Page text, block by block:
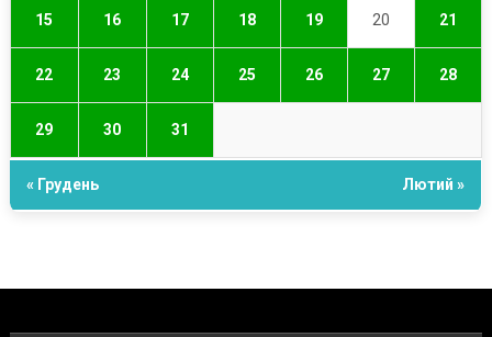
15 16 17 18 19 20 21
22 23 24 25 26 27 28
29 30 31
« Грудень Лютий »